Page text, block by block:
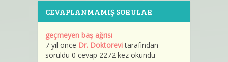
CEVAPLANMAMIŞ SORULAR
geçmeyen baş ağrısı
7 yıl önce Dr. Doktorevitarafından
soruldu 0 cevap 2272 kez okundu